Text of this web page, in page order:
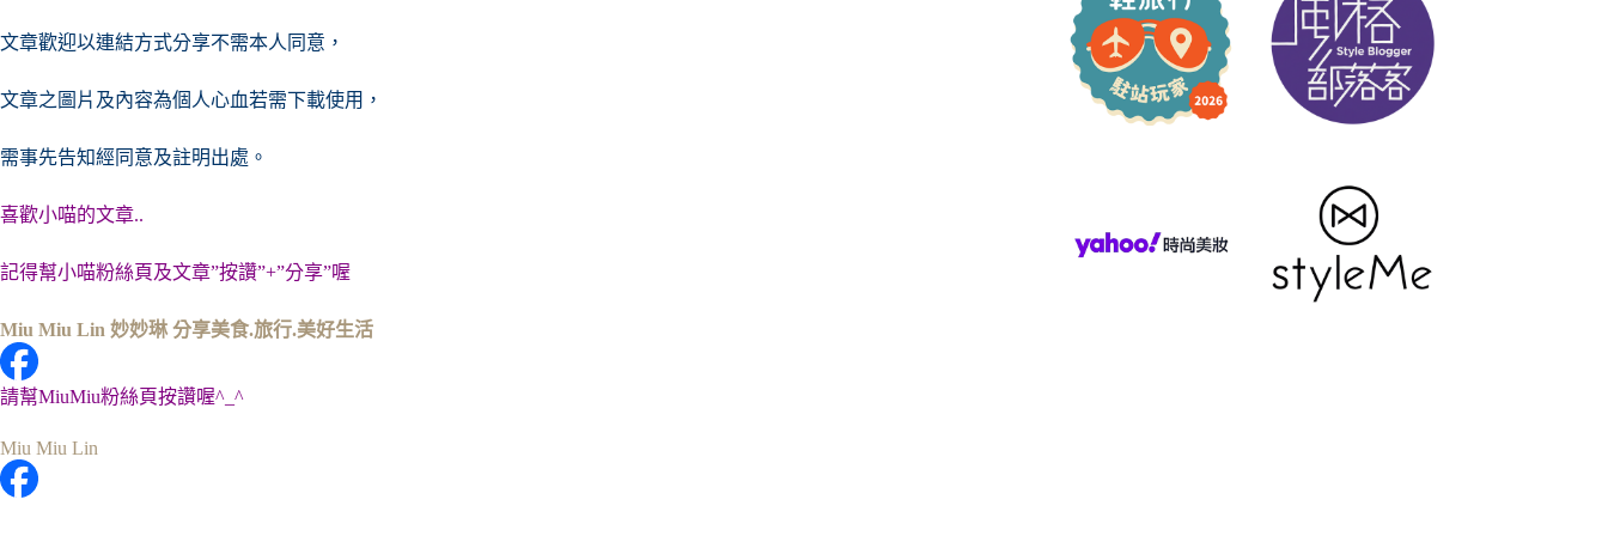
文章歡迎以連結方式分享不需本人同意，
文章之圖片及內容為個人心血若需下載使用，
需事先告知經同意及註明出處。
喜歡小喵的文章..
記得幫小喵粉絲頁及文章”按讚”+”分享”喔
Miu Miu Lin 妙妙琳 分享美食.旅行.美好生活
請幫MiuMiu粉絲頁按讚喔^_^
Miu Miu Lin